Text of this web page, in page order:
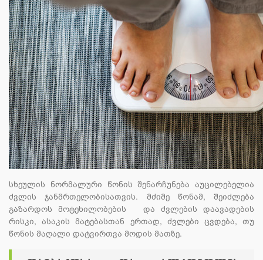
სხეულის ნორმალური წონის შენარჩუნება აუცილებელია
ძვლის ჯანმრთელობისათვის. მძიმე წონამ, შეიძლება
გაზარდოს მოტეხილობების და ძვლების დაავადების
რისკი, ასაკის მატებასთან ერთად, ძვლები ცვდება, თუ
წონის მაღალი დატვირთვა მოდის მათზე.